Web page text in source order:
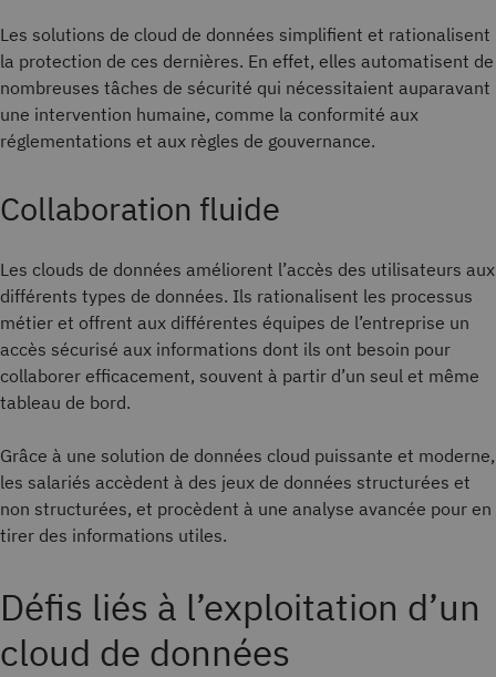
Les solutions de cloud de données simplifient et rationalisent
la protection de ces dernières. En effet, elles automatisent de
nombreuses tâches de sécurité qui nécessitaient auparavant
une intervention humaine, comme la conformité aux
réglementations et aux règles de gouvernance.
Collaboration fluide
Les clouds de données améliorent l’accès des utilisateurs aux
différents types de données. Ils rationalisent les processus
métier et offrent aux différentes équipes de l’entreprise un
accès sécurisé aux informations dont ils ont besoin pour
collaborer efficacement, souvent à partir d’un seul et même
tableau de bord.
Grâce à une solution de données cloud puissante et moderne,
les salariés accèdent à des jeux de données structurées et
non structurées, et procèdent à une analyse avancée pour en
tirer des informations utiles.
Défis liés à l’exploitation d’un
cloud de données